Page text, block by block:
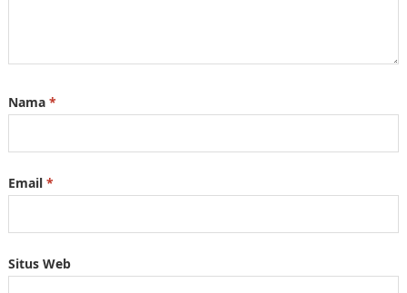
Nama *
Email *
Situs Web